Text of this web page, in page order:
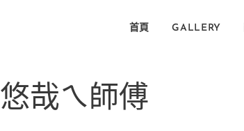
首頁 GALLERY
悠哉ㄟ師傅